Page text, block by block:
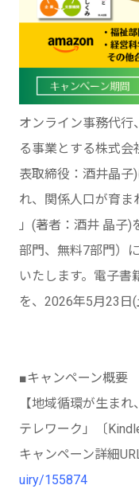
オンライン事務代行
る事業とする株式会
表取締役：酒井晶子
れ、関係人口が育ま
」(著者：酒井 晶⼦)
部門、無料7部門）
いたします。電子書
を、2026年5月23日(
■キャンペーン概要
【地域循環が生ま
テレワーク」〔
キャンペーン詳細
uiry/155874